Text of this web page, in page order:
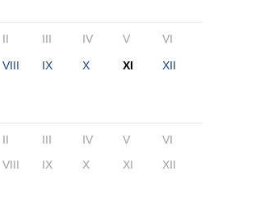
II III IV V VI
VIII IX X XI XII
II III IV V
VI
VIII IX X XI XII